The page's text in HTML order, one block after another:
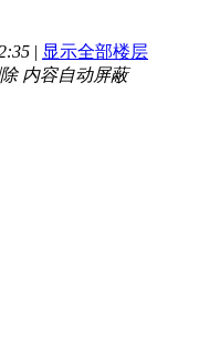
| 显示全部楼层
内容自动屏蔽